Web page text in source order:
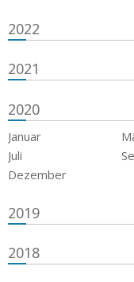
2022
2021
2020
Januar
Juli
Dezember
2019
2018